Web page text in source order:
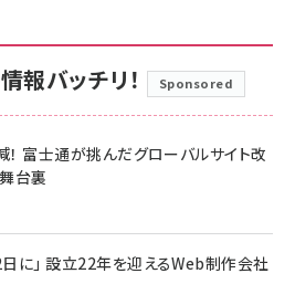
報バッチリ！ Sponsored
富士通が挑んだグローバルサイト改
台裏
に」 設立22年を迎えるWeb制作会社